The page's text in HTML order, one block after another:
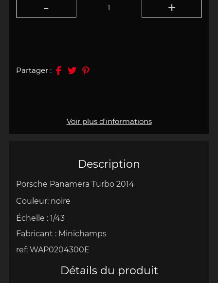
Description
Porsche Panamera Turbo 2014
Couleur: noire
Échelle : 1/43
Fabricant : Minichamps
ref: WAP0204300E
Détails du produit
Voir plus d'informations
Partager :